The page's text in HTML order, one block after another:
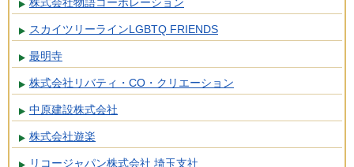
株式会社物語コーポレーション
スカイツリーラインLGBTQ FRIENDS
最明寺
株式会社リバティ・CO・クリエーション
中原建設株式会社
株式会社遊楽
リコージャパン株式会社 埼玉支社